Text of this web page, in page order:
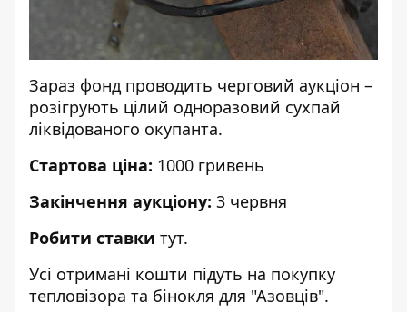
Зараз фонд проводить черговий аукціон –
розігрують цілий одноразовий сухпай
ліквідованого окупанта.
Стартова ціна: 1000 гривень
Закінчення аукціону: 3 червня
Робити ставки тут.
Усі отримані кошти підуть на покупку
тепловізора та бінокля для "Азовців".